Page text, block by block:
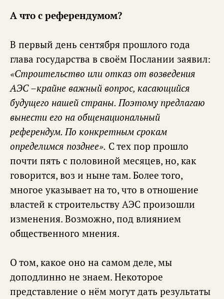
А что с референдумом?
В первый день сентября прошлого года
глава государства в своём Послании заявил:
«Строительство или отказ от возведения
АЭС –крайне важный вопрос, касающийся
будущего нашей страны. Поэтому предлагаю
вынести его на общенациональный
референдум. По конкретным срокам
определимся позднее». С тех пор прошло
почти пять с половиной месяцев, но, как
говорится, воз и ныне там. Более того,
многое указывает на то, что в отношение
властей к строительству АЭС произошли
изменения. Возможно, под влиянием
общественного мнения.
О том, какое оно на самом деле, мы
доподлинно не знаем. Некоторое
представление о нём могут дать результаты